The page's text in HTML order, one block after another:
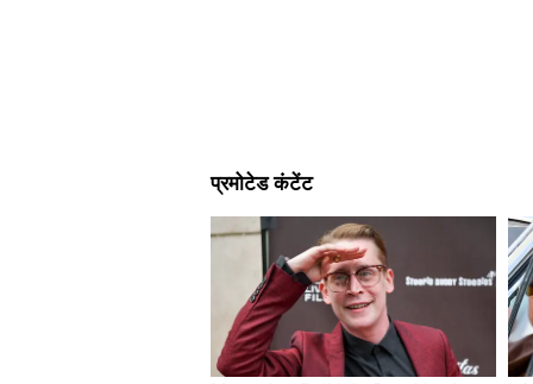
Image Credit : Pinterest
रबर बेस वाला एंटी-स्लिप पायदान
बरसात में फर्श अक्सर गीला और
जगह से नहीं खिसकते और सुरक्षित